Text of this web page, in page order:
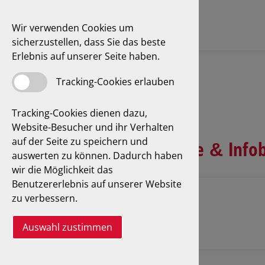
Bayern: Preisliste &
Wir verwenden Cookies um
sicherzustellen, dass Sie das beste
Erlebnis auf unserer Seite haben.
Tracking-Cookies erlauben
Tracking-Cookies dienen dazu,
Website-Besucher und ihr Verhalten
auf der Seite zu speichern und
auswerten zu können. Dadurch haben
wir die Möglichkeit das
Benutzererlebnis auf unserer Website
zu verbessern.
Auswahl zustimmen